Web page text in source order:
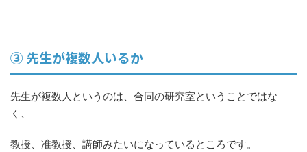
③ 先生が複数人いるか
先生が複数人というのは、合同の研究室ということではな
く、
教授、准教授、講師みたいになっているところです。